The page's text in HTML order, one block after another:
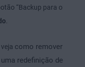
“Backup para o
.
como remover
redefinição de